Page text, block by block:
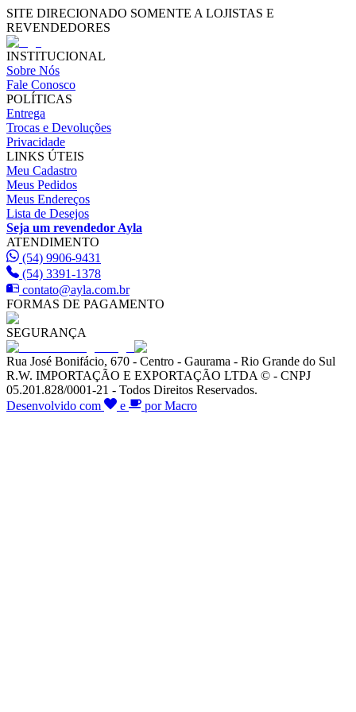
SITE DIRECIONADO SOMENTE A LOJISTAS E
REVENDEDORES
INSTITUCIONAL
Sobre Nós
Fale Conosco
POLÍTICAS
Entrega
Trocas e Devoluções
Privacidade
LINKS ÚTEIS
Meu Cadastro
Meus Pedidos
Meus Endereços
Lista de Desejos
Seja um revendedor Ayla
ATENDIMENTO
(54) 9906-9431
(54) 3391-1378
contato@ayla.com.br
FORMAS DE PAGAMENTO
SEGURANÇA
Rua José Bonifácio, 670 - Centro - Gaurama - Rio Grande do Sul
R.W. IMPORTAÇÃO E EXPORTAÇÃO LTDA © - CNPJ
05.201.828/0001-21 - Todos Direitos Reservados.
Desenvolvido com
e por Macro